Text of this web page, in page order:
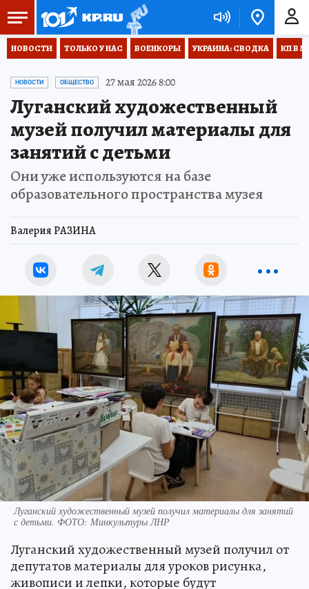
НОВОСТИ ТОЛЬКО У НАС ВОЕНКОРЫ УКРАИНА: СВОДКА КП В
НОВОСТИ ОБЩЕСТВО 27 мая 2026 8:00
Луганский художественный
музей получил материалы для
занятий с детьми
Они уже используются на базе
образовательного пространства музея
Валерия РАЗИНА
Луганский художественный музей получил материалы для занятий
с детьми. ФОТО: Минкультуры ЛНР
Луганский художественный музей получил от
депутатов материалы для уроков рисунка,
живописи и лепки, которые будут